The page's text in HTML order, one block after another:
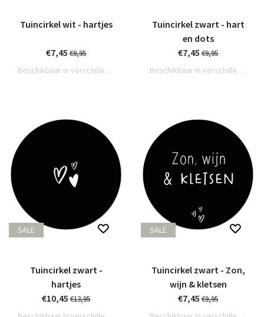
Tuincirkel wit - hartjes
€7,45 €9,95
Beschikbaar in verschillende varianten
Tuincirkel zwart - hart
en dots
€7,45 €9,95
Beschikbaar in verschillende varianten
SALE
Tuincirkel zwart -
hartjes
€10,45 €13,95
SALE
Tuincirkel zwart - Zon,
wijn & kletsen
€7,45 €9,95